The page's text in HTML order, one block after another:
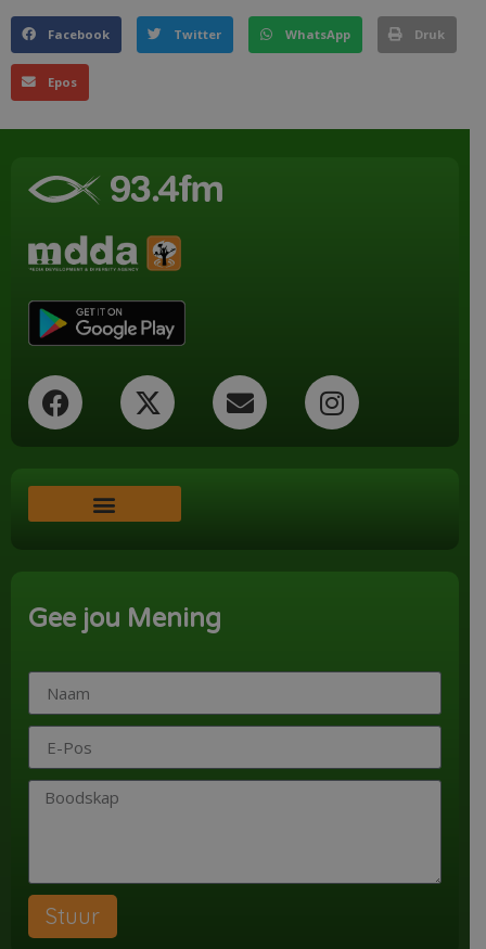
Facebook Twitter WhatsApp Druk
Epos
Gee jou Mening
Stuur